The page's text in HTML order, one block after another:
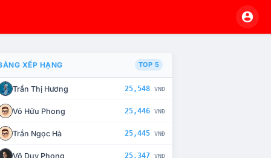
CHẾ TÀI XỬ LÝ VI PHẠM
XẾP HẠNG TOP 5
Trần Thị Hương 25,548 VNĐ
Võ Hữu Phong 25,446 VNĐ
Trần Ngọc Hà 25,445 VNĐ
Võ Duy Phong 25,347 VNĐ